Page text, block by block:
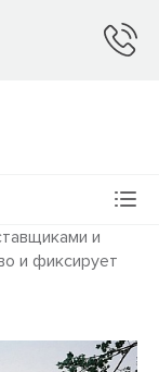
и
и фиксирует